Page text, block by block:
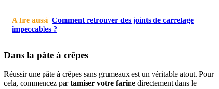
A lire aussi Comment retrouver des joints de carrelage
impeccables ?
Dans la pâte à crêpes
Réussir une pâte à crêpes sans grumeaux est un véritable atout. Pour
cela, commencez partamiser votre farine directement dans le